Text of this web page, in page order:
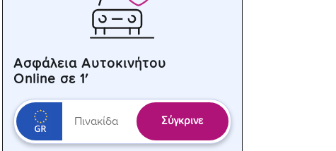
Ασφάλεια Αυτοκινήτου
Online σε 1′
Σύγκρινε